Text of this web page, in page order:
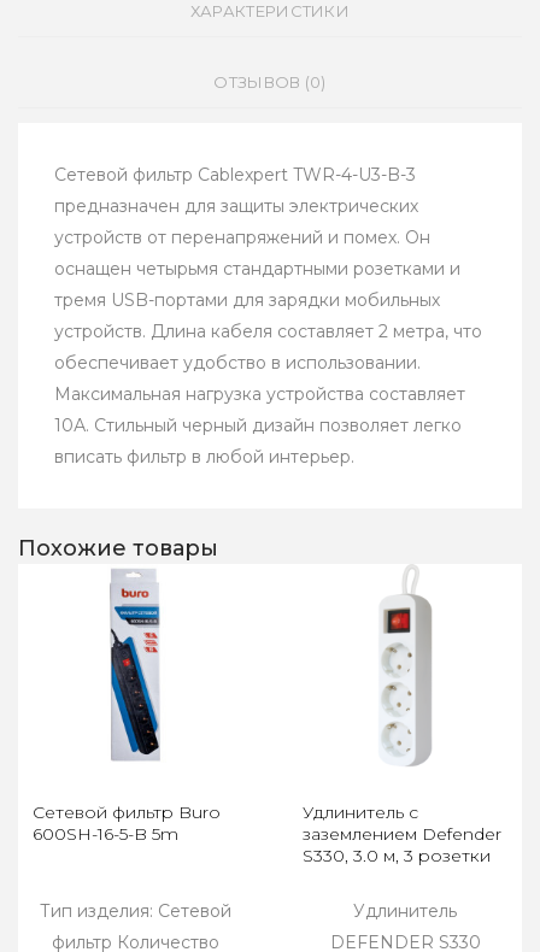
ХАРАКТЕРИСТИКИ
ОТЗЫВОВ (0)
Сетевой фильтр Cablexpert TWR-4-U3-B-3
предназначен для защиты электрических
устройств от перенапряжений и помех. Он
оснащен четырьмя стандартными розетками и
тремя USB-портами для зарядки мобильных
устройств. Длина кабеля составляет 2 метра, что
обеспечивает удобство в использовании.
Максимальная нагрузка устройства составляет
10А. Стильный черный дизайн позволяет легко
вписать фильтр в любой интерьер.
Похожие товары
Сетевой фильтр Buro
600SH-16-5-B 5m
Тип изделия: Сетевой
фильтр Количество
Удлинитель с
заземлением Defender
S330, 3.0 м, 3 розетки
Удлинитель
DEFENDER S330